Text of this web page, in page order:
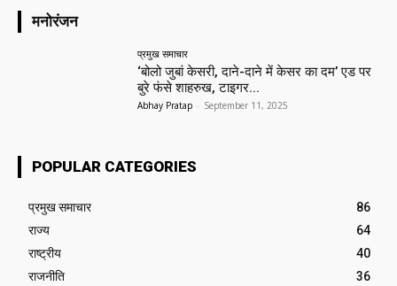
मनोरंजन
प्रमुख समाचार‎
‘बोलो जुबां केसरी, दाने-दाने में केसर का दम’ एड पर
बुरे फंसे शाहरुख, टाइगर...
Abhay Pratap - September 11, 2025
POPULAR CATEGORIES
प्रमुख समाचार‎
86
राज्य
64
राष्ट्रीय
40
राजनीति
36